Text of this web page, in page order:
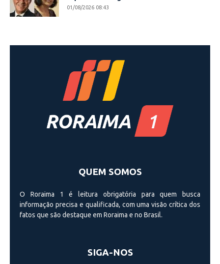
01/08/2026 08:43
QUEM SOMOS
O Roraima 1 é leitura obrigatória para quem busca
informação precisa e qualificada, com uma visão crí­tica dos
fatos que são destaque em Roraima e no Brasil.
SIGA-NOS